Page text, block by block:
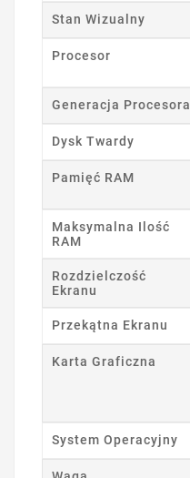
Stan Wizualny
Procesor
Generacja Procesora
Dysk Twardy
Pamięć RAM
Maksymalna Ilość
RAM
Rozdzielczość
Ekranu
Przekątna Ekranu
Karta Graficzna
System Operacyjny